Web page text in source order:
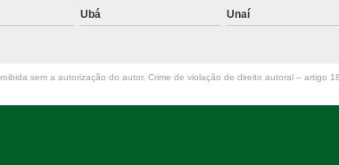
Ubá Unaí
sem a autorização do autor. Crime de violação de direito autoral – artigo